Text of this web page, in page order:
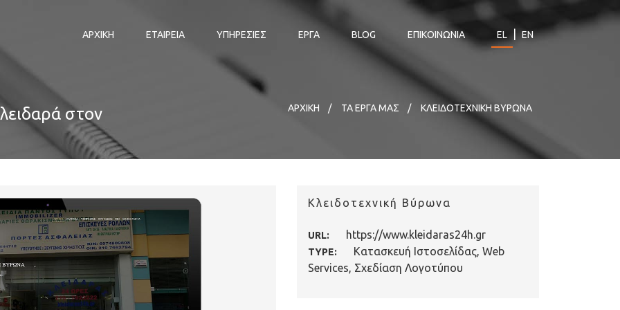
ΑΡΧΙΚΗ ΕΤΑΙΡΕΙΑ ΥΠΗΡΕΣΙΕΣ ΕΡΓΑ BLOG ΕΠΙΚΟΙΝΩΝΙΑ EL EN
στον
ΑΡΧΙΚΗ ΤΑ ΕΡΓΑ ΜΑΣ ΚΛΕΙΔΟΤΕΧΝΙΚΉ ΒΎΡΩΝΑ
Κλειδοτεχνική Βύρωνα
URL: https://www.kleidaras24h.gr
TYPE: Κατασκευή Ιστοσελίδας, Web
Services, Σχεδίαση Λογοτύπου